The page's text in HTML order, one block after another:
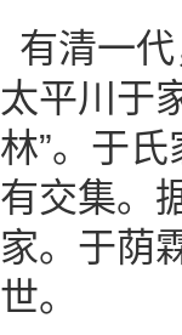
有清一
太平川于
林”。于
有交集。
家。于荫
世。